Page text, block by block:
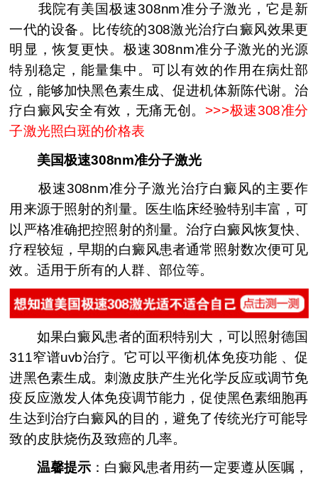
我院有美国极速308nm准分子激光，它是新
一代的设备。比传统的308激光治疗白癜风效果更
明显，恢复更快。极速308nm准分子激光的光源
特别稳定，能量集中。可以有效的作用在病灶部
位，能够加快黑色素生成、促进机体新陈代谢。治
疗白癜风安全有效，无痛无创。 >>>极速308准分
子激光照白斑的价格表
美国极速308nm准分子激光
极速308nm准分子激光治疗白癜风的主要作
用来源于照射的剂量。医生临床经验特别丰富，可
以严格准确把控照射的剂量。治疗白癜风恢复快、
疗程较短，早期的白癜风患者通常照射数次便可见
效。适用于所有的人群、部位等。
如果白癜风患者的面积特别大，可以照射德国
311窄谱uvb治疗。它可以平衡机体免疫功能 、促
进黑色素生成。刺激皮肤产生光化学反应或调节免
疫反应激发人体免疫调节能力，促使黑色素细胞再
生达到治疗白癜风的目的，避免了传统光疗可能导
致的皮肤烧伤及致癌的几率。
温馨提示 ：白癜风患者用药一定要遵从医嘱，